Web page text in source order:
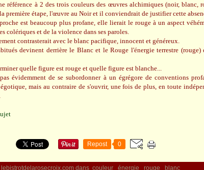
référence à 2 des trois couleurs des œuvres alchimiques (noir, blanc,
première étape, l'œuvre au Noir et il conviendrait de justifier cette
est beaucoup plus profane, elle lierait le rouge à un aspect
colériques et de la violence dans ses paroles.
contrasterait avec le blanc pacifique, innocent et généreux.
devinent derrière le Blanc et le Rouge l'énergie terrestre (rouge)
quelle figure est rouge et quelle figure est blanche...
évidemment de se subordonner à un égrégore de conventions
mais au contraire de s'ouvrir, une fois de plus, en toute
Repost 0
dans couleur énergie rouge
blanc